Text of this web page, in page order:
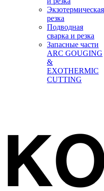
Экзотермическая
резка
Подводная
сварка и резка
Запасные части
ARC GOUGING
&
EXOTHERMIC
CUTTING